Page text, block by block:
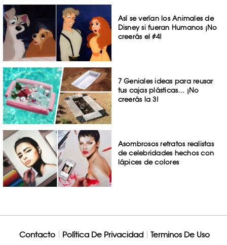
Así se verían los Animales de
Disney si fueran Humanos ¡No
creerás el #4!
7 Geniales ideas para reusar
tus cajas plásticas… ¡No
creerás la 3!
Asombrosos retratos realistas
de celebridades hechos con
lápices de colores
Contacto Política De Privacidad Terminos De Uso